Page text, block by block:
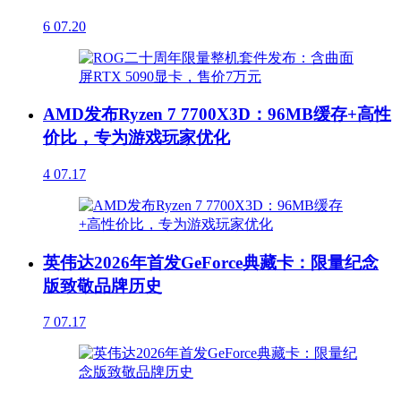
6 07.20
AMD发布Ryzen 7 7700X3D：96MB缓存+高性
价比，专为游戏玩家优化
4 07.17
英伟达2026年首发GeForce典藏卡：限量纪念
版致敬品牌历史
7 07.17